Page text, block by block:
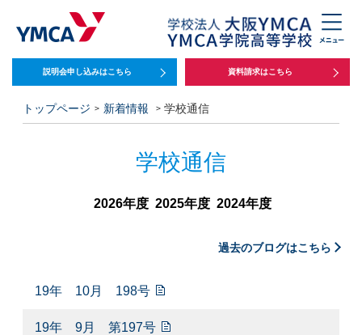
説明会申し込みはこちら 資料請求はこちら
トップページ 新着情報 学校通信
学校通信
2026年度 2025年度 2024年度
過去のブログはこちら
19年 10月 198号
19年 9月 第197号